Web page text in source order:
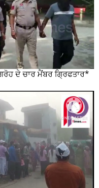
ਦੇ ਚਾਰ ਮੈਂਬਰ ਗ੍ਰਿਫਤਾਰ*